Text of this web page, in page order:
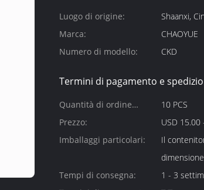
Luogo di origine:
Shaanxi,
Marca:
CHAOYUE
Numero di modello:
CKD
Termini di pagamento e
Quantità di ordine
minimo:
10 PCS
Prezzo:
USD
Imballaggi particolari:
Il
Tempi di consegna:
1 - 3